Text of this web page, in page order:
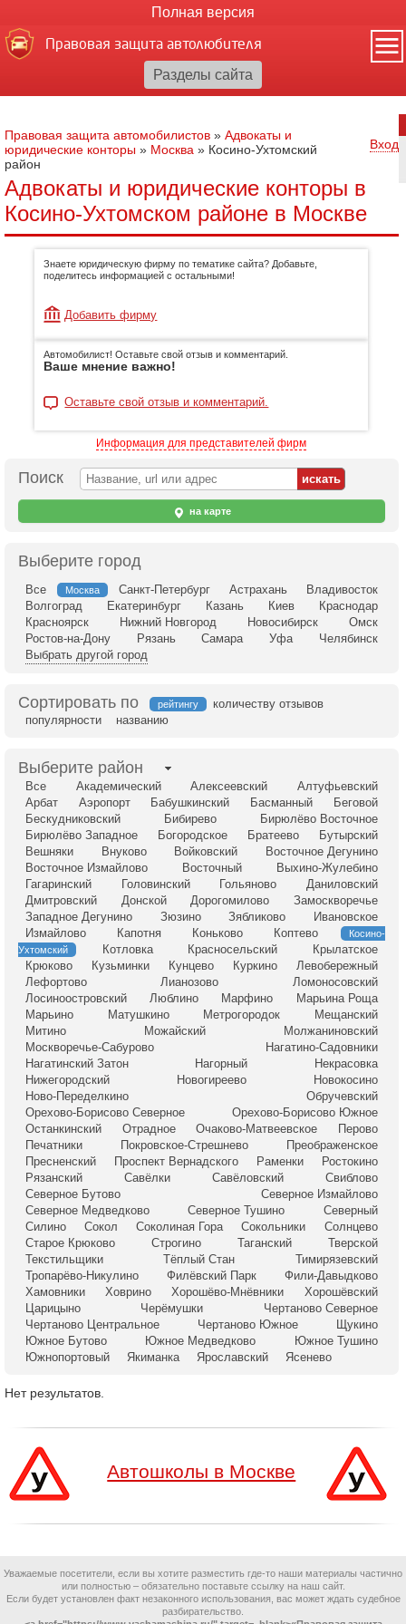
Полная версия
Правовая защита автолюбителя
Правовая защита автомобилистов » Адвокаты и
юридические конторы » Москва » Косино-Ухтомский
район
Вход
Адвокаты и юридические конторы в
Косино-Ухтомском районе в Москве
Знаете юридическую фирму по тематике сайта? Добавьте,
поделитесь информацией с остальными!
Добавить фирму
Автомобилист! Оставьте свой отзыв и комментарий.
Ваше мнение важно!
Оставьте свой отзыв и комментарий.
Информация для представителей фирм
Поиск
на карте
Выберите город
Все Москва Санкт-Петербург Астрахань
Владивосток
Волгоград
Екатеринбург Казань Киев
Краснодар
Красноярск
Нижний Новгород Новосибирск
Омск
Ростов-на-Дону
Рязань Самара Уфа
Челябинск
Выбрать другой город
Сортировать по рейтингу
количеству отзывов
популярности
названию
Выберите район
Все Академический Алексеевский
Алтуфьевский
Арбат
Аэропорт Бабушкинский Басманный
Беговой
Бескудниковский
Бибирево
Бирюлёво Восточное
Бирюлёво Западное
Богородское Братеево
Бутырский
Вешняки
Внуково Войковский
Восточное Дегунино
Восточное Измайлово
Восточный
Выхино-Жулебино
Гагаринский
Головинский Гольяново
Даниловский
Дмитровский
Донской Дорогомилово
Замоскворечье
Западное Дегунино
Зюзино Зябликово
Ивановское
Измайлово
Капотня Коньково Коптево
Косино-
Ухтомский
Котловка Красносельский
Крылатское
Крюково
Кузьминки Кунцево Куркино
Левобережный
Лефортово
Лианозово
Ломоносовский
Лосиноостровский
Люблино Марфино
Марьина Роща
Марьино
Матушкино Метрогородок
Мещанский
Митино
Можайский
Молжаниновский
Москворечье-Сабурово
Нагатино-Садовники
Нагатинский Затон
Нагорный
Некрасовка
Нижегородский
Новогиреево
Новокосино
Ново-Переделкино
Обручевский
Орехово-Борисово Северное
Орехово-Борисово Южное
Останкинский
Отрадное Очаково-Матвеевское
Перово
Печатники
Покровское-Стрешнево
Преображенское
Пресненский
Проспект Вернадского Раменки
Ростокино
Рязанский
Савёлки Савёловский
Свиблово
Северное Бутово
Северное Измайлово
Северное Медведково
Северное Тушино
Северный
Силино
Сокол Соколиная Гора Сокольники
Солнцево
Старое Крюково
Строгино Таганский
Тверской
Текстильщики
Тёплый Стан
Тимирязевский
Тропарёво-Никулино
Филёвский Парк
Фили-Давыдково
Хамовники
Ховрино Хорошёво-Мнёвники
Хорошёвский
Царицыно
Черёмушки
Чертаново Северное
Чертаново Центральное
Чертаново Южное
Щукино
Южное Бутово
Южное Медведково
Южное Тушино
Южнопортовый
Якиманка Ярославский Ясенево
Нет результатов.
Автошколы в Москве
Уважаемые посетители, если вы хотите разместить где-то наши материалы частично
или полностью – обязательно поставьте ссылку на наш сайт.
Если будет установлен факт незаконного использования, вас может ждать судебное
разбирательство.